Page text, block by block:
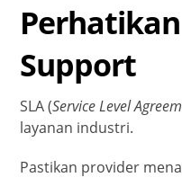
Support
SLA (Service Level
layanan industri.
Pastikan provider